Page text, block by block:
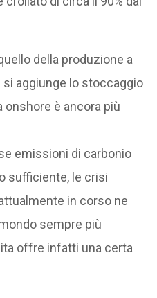
della produzione a
si aggiunge lo stoccaggio
onshore è ancora più
emissioni di carbonio
sufficiente, le crisi
in corso ne
sempre più
offre infatti una certa